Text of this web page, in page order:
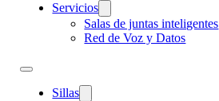
Servicios
Salas de juntas inteligentes
Red de Voz y Datos
Sillas